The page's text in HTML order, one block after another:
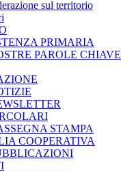
sul territorio
PRIMARIA
PAROLE CHIAVE
STAMPA
COOPERATIVA